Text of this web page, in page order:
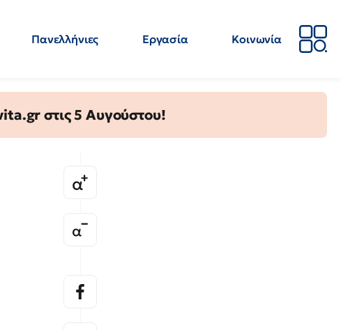
Πανελλήνιες Εργασία
Κοινωνία
στις 5 Αυγούστου!